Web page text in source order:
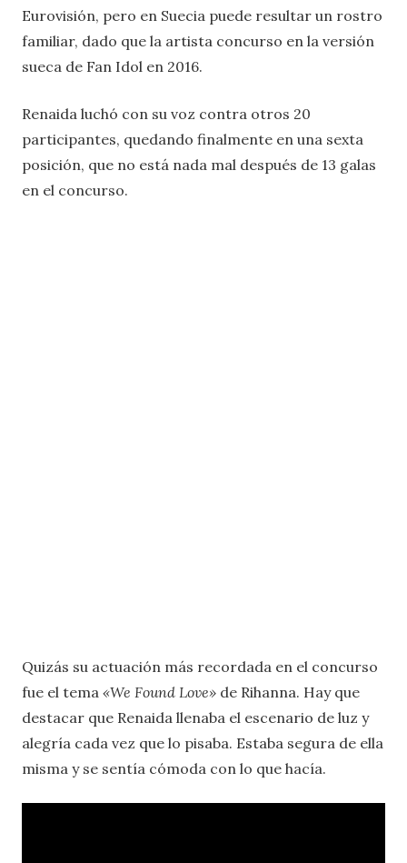
Eurovisión, pero en Suecia puede resultar un rostro
familiar, dado que la artista concurso en la versión
sueca de Fan Idol en 2016.
Renaida luchó con su voz contra otros 20
participantes, quedando finalmente en una sexta
posición, que no está nada mal después de 13 galas
en el concurso.
Quizás su actuación más recordada en el concurso
fue el tema «We Found Love» de Rihanna. Hay que
destacar que Renaida llenaba el escenario de luz y
alegría cada vez que lo pisaba. Estaba segura de ella
misma y se sentía cómoda con lo que hacía.